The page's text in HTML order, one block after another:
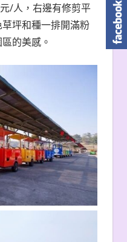
/人，右邊有修剪平
坪和種一排開滿粉
的美感。